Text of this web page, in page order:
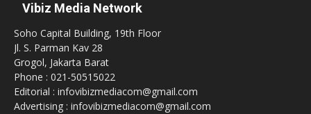
Vibiz Media Network
Soho Capital Building, 19th Floor
Jl. S. Parman Kav 28
Grogol, Jakarta Barat
Phone : 021-50515022
Editorial : infovibizmediacom@gmail.com
Advertising : infovibizmediacom@gmail.com